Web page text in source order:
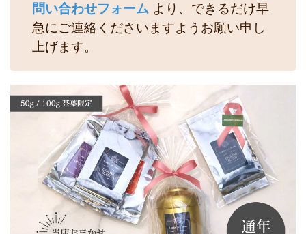
問い合わせフォーム より、できるだけ早
急にご連絡くださいますようお願い申し
上げます。